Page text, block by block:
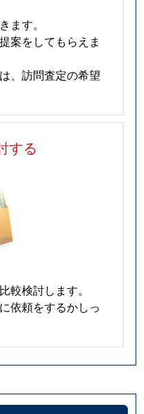
ます。
案をしてもらえま
、訪問査定の希望
する
較検討します。
依頼をするかしっ